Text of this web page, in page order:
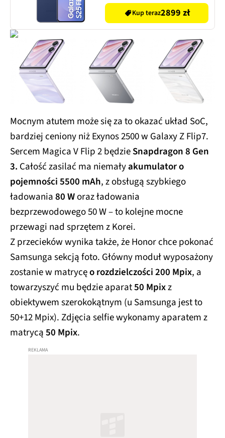
Kup teraz2899 zł
Mocnym atutem może się za to okazać układ SoC,
bardziej ceniony niż Exynos 2500 w Galaxy Z Flip7.
Sercem Magica V Flip 2 będzieSnapdragon 8 Gen
3. Całość zasilać ma niemałyakumulator o
pojemności 5500 mAh, z obsługą szybkiego
ładowania80 Woraz ładowania
bezprzewodowego 50 W – to kolejne mocne
przewagi nad sprzętem z Korei.
Z przecieków wynika także, że Honor chce pokonać
Samsunga sekcją foto. Główny moduł wyposażony
zostanie w matrycęo rozdzielczości 200 Mpix, a
towarzyszyć mu będzie aparat50 Mpixz
obiektywem szerokokątnym (u Samsunga jest to
50+12 Mpix). Zdjęcia selfie wykonamy aparatem z
matrycą50 Mpix.